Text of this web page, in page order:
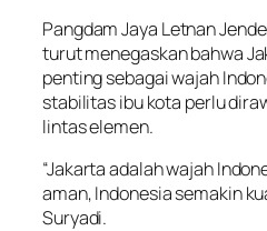
Pangdam Jaya Letnan
turut menegaskan bahwa
penting sebagai wajah
stabilitas ibu kota perlu
lintas elemen.
“Jakarta adalah wajah
aman, Indonesia semakin
Suryadi.